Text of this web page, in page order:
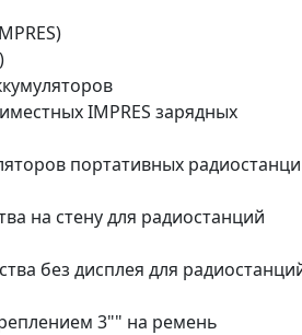
IMPRES зарядных
портативных
на стену для радиостанций
без дисплея для
3"" на ремень